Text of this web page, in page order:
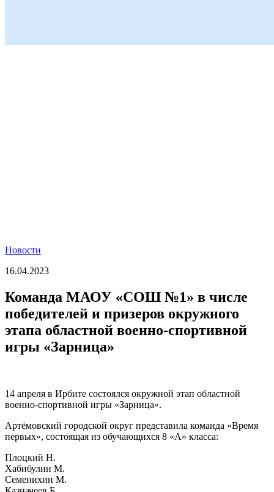
Новости
16.04.2023
Команда МАОУ «СОШ №1» в числе
победителей и призеров окружного
этапа областной военно-спортивной
игры «Зарница»
14 апреля в Ирбите состоялся окружной этап областной
военно-спортивной игры «Зарница».
Артёмовский городской округ представила команда «Время
первых», состоящая из обучающихся 8 «А» класса:
Плоцкий Н.
Хабибулин М.
Семенихин М.